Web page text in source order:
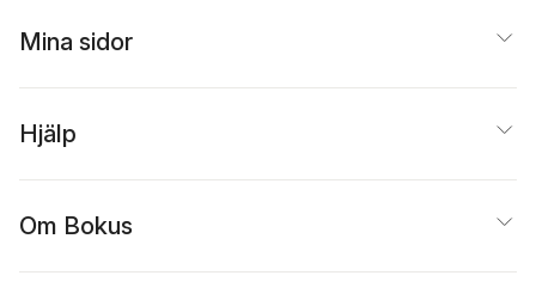
Mina sidor
Hjälp
Om Bokus